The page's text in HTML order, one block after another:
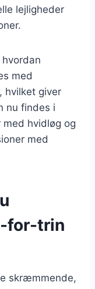
lejligheder
med
hvilket giver
nu findes i
med hvidløg og
med
for-trin
skræmmende,